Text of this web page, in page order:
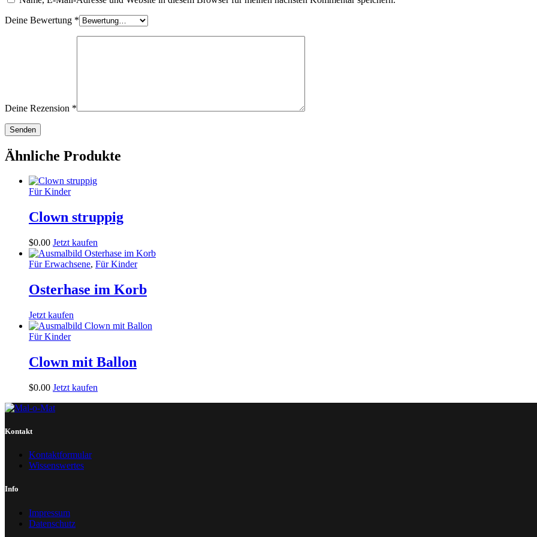
Deine Bewertung *
Deine Rezension *
Ähnliche Produkte
Für Kinder
Clown struppig
$0.00 Jetzt kaufen
Für Erwachsene, Für Kinder
Osterhase im Korb
Jetzt kaufen
Für Kinder
Clown mit Ballon
$0.00 Jetzt kaufen
Kontakt
Kontaktformular
Wissenswertes
Info
Impressum
Datenschutz